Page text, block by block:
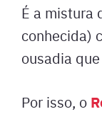
É a mistura
conhecida)
ousadia
Por isso, o